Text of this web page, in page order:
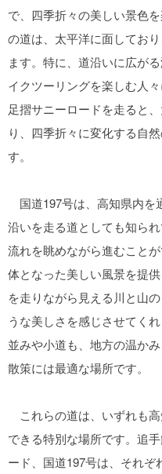
で、四季折々の美しい景色
の道は、太平洋に面してお
ます。特に、道沿いに広が
イクツーリングを楽しむ人
足摺サニーロードを走ると
り、四季折々に変化する自
す。
国道197号は、高知県内を
沿いを走る道としても知ら
流れを眺めながら進むこと
体となった美しい風景を提
を走りながら見える川と山
うな美しさを感じさせてく
並みや小道も、地方の温か
散策には最適な場所です。
これらの道は、いずれも
できる特別な場所です。追
ード、国道197号は、それ